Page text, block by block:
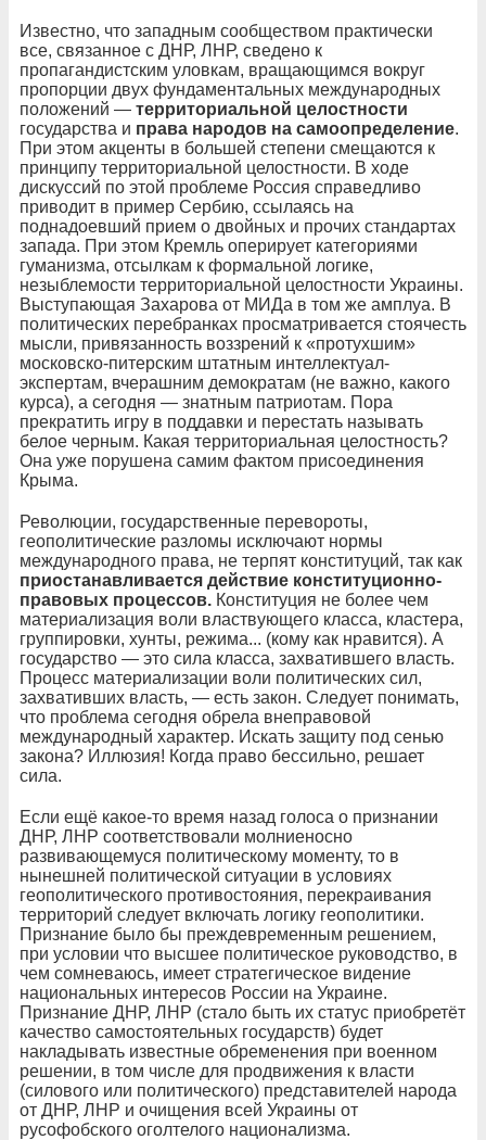
Известно, что западным сообществом практически
все, связанное с ДНР, ЛНР, сведено к
пропагандистским уловкам, вращающимся вокруг
пропорции двух фундаментальных международных
положений — территориальной целостности
государства и права народов на самоопределение.
При этом акценты в большей степени смещаются к
принципу территориальной целостности. В ходе
дискуссий по этой проблеме Россия справедливо
приводит в пример Сербию, ссылаясь на
поднадоевший прием о двойных и прочих стандартах
запада. При этом Кремль оперирует категориями
гуманизма, отсылкам к формальной логике,
незыблемости территориальной целостности Украины.
Выступающая Захарова от МИДа в том же амплуа. В
политических перебранках просматривается стоячесть
мысли, привязанность воззрений к «протухшим»
московско-питерским штатным интеллектуал-
экспертам, вчерашним демократам (не важно, какого
курса), а сегодня — знатным патриотам. Пора
прекратить игру в поддавки и перестать называть
белое черным. Какая территориальная целостность?
Она уже порушена самим фактом присоединения
Крыма.
Революции, государственные перевороты,
геополитические разломы исключают нормы
международного права, не терпят конституций, так как
приостанавливается действие конституционно-
правовых процессов. Конституция не более чем
материализация воли властвующего класса, кластера,
группировки, хунты, режима... (кому как нравится). А
государство — это сила класса, захватившего власть.
Процесс материализации воли политических сил,
захвативших власть, — есть закон. Следует понимать,
что проблема сегодня обрела внеправовой
международный характер. Искать защиту под сенью
закона? Иллюзия! Когда право бессильно, решает
сила.
Если ещё какое-то время назад голоса о признании
ДНР, ЛНР соответствовали молниеносно
развивающемуся политическому моменту, то в
нынешней политической ситуации в условиях
геополитического противостояния, перекраивания
территорий следует включать логику геополитики.
Признание было бы преждевременным решением,
при условии что высшее политическое руководство, в
чем сомневаюсь, имеет стратегическое видение
национальных интересов России на Украине.
Признание ДНР, ЛНР (стало быть их статус приобретёт
качество самостоятельных государств) будет
накладывать известные обременения при военном
решении, в том числе для продвижения к власти
(силового или политического) представителей народа
от ДНР, ЛНР и очищения всей Украины от
русофобского оголтелого национализма.